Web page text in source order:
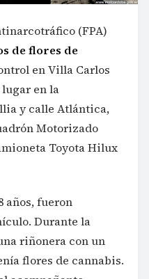
(FPA)
de flores de
en Villa Carlos
en la
y calle Atlántica,
Motorizado
Toyota Hilux
años, fueron
Durante la
riñonera con un
flores de cannabis.